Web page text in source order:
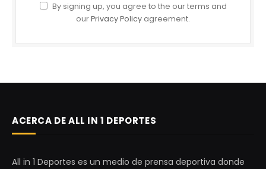
By signing up, you agree to the our terms and
ourPrivacy Policy agreement.
ACERCA DE ALL IN 1 DEPORTES
All in 1 Deportes es un medio de prensa deportiva donde